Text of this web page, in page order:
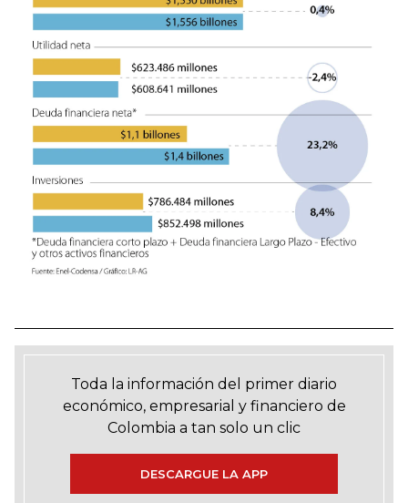
Toda la información del primer diario
económico, empresarial y financiero de
Colombia a tan solo un clic
DESCARGUE LA APP